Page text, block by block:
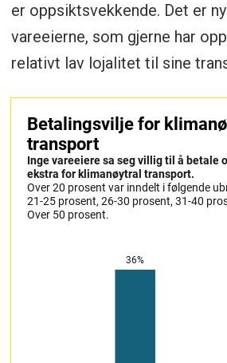
er oppsiktsvekkende. Det er
vareeierne, som gjerne har
relativt lav lojalitet til sine